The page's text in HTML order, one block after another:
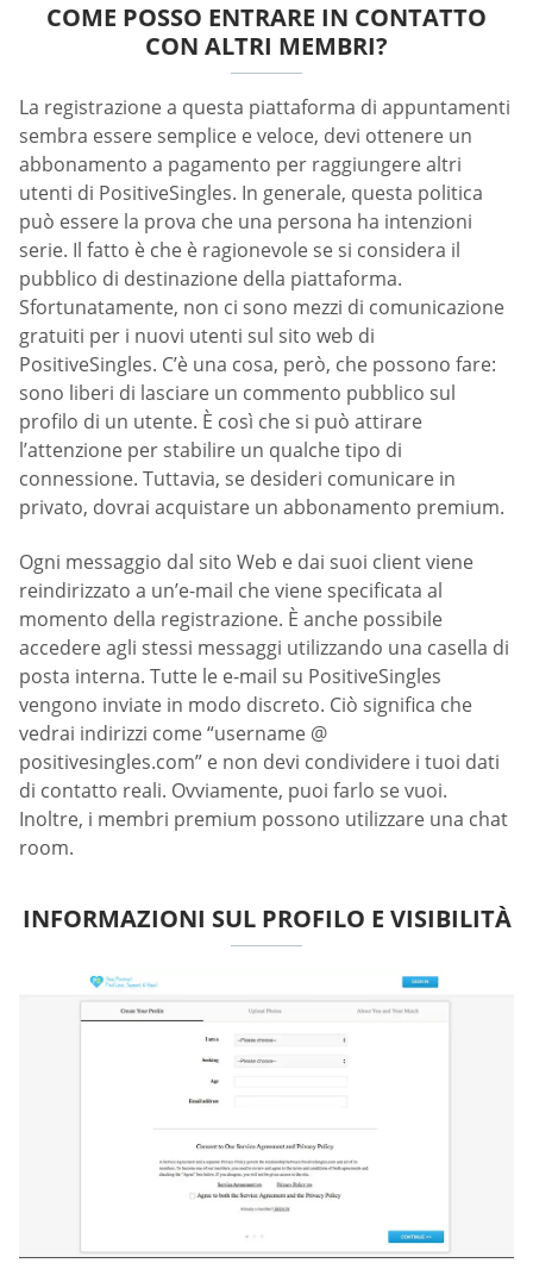
COME POSSO ENTRARE IN CONTATTO
CON ALTRI MEMBRI?
La registrazione a questa piattaforma di appuntamenti
sembra essere semplice e veloce, devi ottenere un
abbonamento a pagamento per raggiungere altri
utenti di PositiveSingles. In generale, questa politica
può essere la prova che una persona ha intenzioni
serie. Il fatto è che è ragionevole se si considera il
pubblico di destinazione della piattaforma.
Sfortunatamente, non ci sono mezzi di comunicazione
gratuiti per i nuovi utenti sul sito web di
PositiveSingles. C’è una cosa, però, che possono fare:
sono liberi di lasciare un commento pubblico sul
profilo di un utente. È così che si può attirare
l’attenzione per stabilire un qualche tipo di
connessione. Tuttavia, se desideri comunicare in
privato, dovrai acquistare un abbonamento premium.
Ogni messaggio dal sito Web e dai suoi client viene
reindirizzato a un’e-mail che viene specificata al
momento della registrazione. È anche possibile
accedere agli stessi messaggi utilizzando una casella di
posta interna. Tutte le e-mail su PositiveSingles
vengono inviate in modo discreto. Ciò significa che
vedrai indirizzi come “username @
positivesingles.com” e non devi condividere i tuoi dati
di contatto reali. Ovviamente, puoi farlo se vuoi.
Inoltre, i membri premium possono utilizzare una chat
room.
INFORMAZIONI SUL PROFILO E VISIBILITÀ